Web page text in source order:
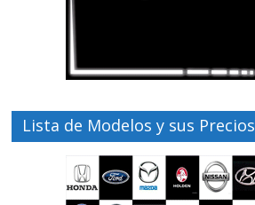
Lista de Modelos y sus Precios